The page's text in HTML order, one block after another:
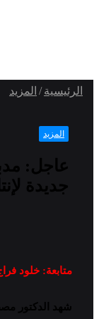
الرئيسية / المزيد
المزيد
جديدة
متابعة: خلود
شهد الدكتور